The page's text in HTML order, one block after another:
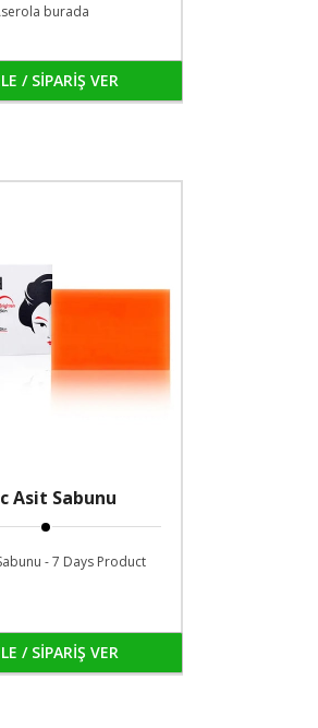
burada
/ SİPARİŞ VER
Asit Sabunu
- 7 Days Product
/ SİPARİŞ VER